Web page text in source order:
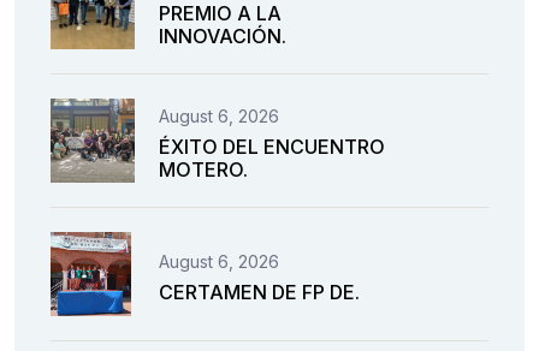
PREMIO A LA
INNOVACIÓN.
August 6, 2026
ÉXITO DEL ENCUENTRO
MOTERO.
August 6, 2026
CERTAMEN DE FP DE.